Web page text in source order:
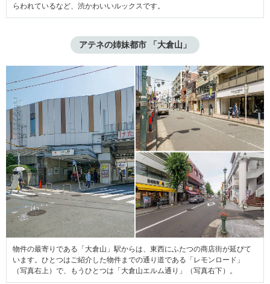
らわれているなど、渋かわいいルックスです。
アテネの姉妹都市 「大倉山」
物件の最寄りである「大倉山」駅からは、東西にふたつの商店街が延びて
います。ひとつはご紹介した物件までの通り道である「レモンロード」
（写真右上）で、もうひとつは「大倉山エルム通り」（写真右下）。